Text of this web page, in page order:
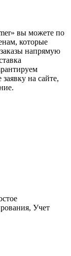
вы можете по
которые
напрямую
на сайте,
Учет